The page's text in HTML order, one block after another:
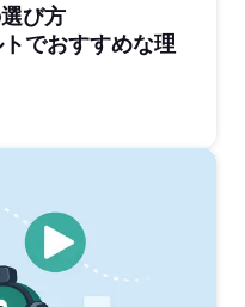
び方
でおすすめな理